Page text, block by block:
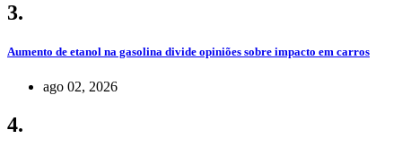
3.
Aumento de etanol na gasolina divide opiniões sobre impacto em carros
ago 02, 2026
4.